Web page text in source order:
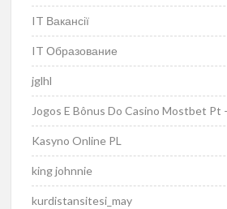
IT Вакансії
IT Образование
jglhl
Jogos E Bônus Do Casino Mostbet Pt
Kasyno Online PL
king johnnie
kurdistansitesi_may